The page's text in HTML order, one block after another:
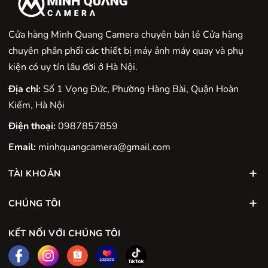
Chế độ Close-Up Demos dùng cho quay phim
Demos trên R50. Chế độ này nhanh chóng chuyển tiêu
điểm từ đối tượng trên máy ảnh sang vật thể được đặt
trước ống kính máy ảnh, lý tưởng quay video hiển thị
sản phẩm cho người xem như minh họa trang điểm hay
dạy nấu ăn.
Thông tin xoay video có thể đặt trong hoặc sau khi quay
phim, cho phép phát video theo bố cục dọc khi xem trên
Cửa hàng Minh Quang Camera chuyên bán lẻ Cửa hàng
chuyên phân phối các thiết bị máy ảnh máy quay và phụ
kiện có uy tín lâu đời ở Hà Nội.
Địa chỉ:Số 1 Vọng Đức, Phường Hàng Bài, Quận Hoàn
Kiếm, Hà Nội
Điện thoại:0987857859
Email: minhquangcamera@gmail.com
TÀI KHOẢN
CHÚNG TÔI
KẾT NỐI VỚI CHÚNG TÔI